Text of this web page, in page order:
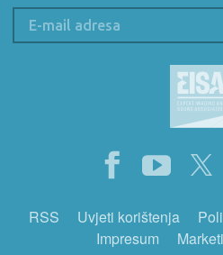
RSS Uvjeti korištenja
Impresum